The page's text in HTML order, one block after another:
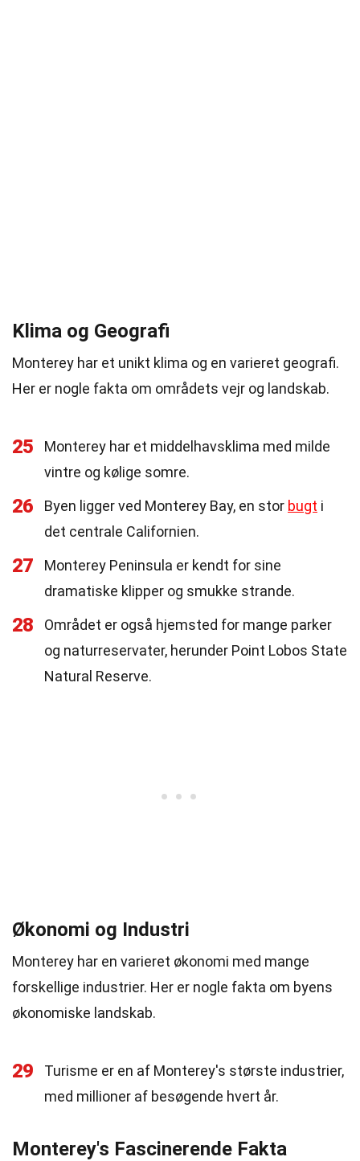
Klima og Geografi
Monterey har et unikt klima og en varieret geografi.
Her er nogle fakta om områdets vejr og landskab.
25
Monterey har et middelhavsklima med milde
vintre og kølige somre.
26 Byen ligger ved Monterey Bay, en stor bugt i
det centrale Californien.
27
Monterey Peninsula er kendt for sine
dramatiske klipper og smukke strande.
28
Området er også hjemsted for mange parker
og naturreservater, herunder Point Lobos State
Natural Reserve.
Økonomi og Industri
Monterey har en varieret økonomi med mange
forskellige industrier. Her er nogle fakta om byens
økonomiske landskab.
29
Turisme er en af Monterey's største industrier,
med millioner af besøgende hvert år.
Monterey's Fascinerende Fakta